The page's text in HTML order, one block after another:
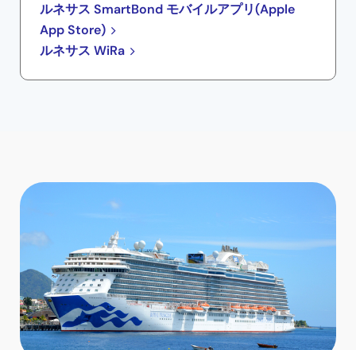
ルネサス SmartBond モバイルアプリ(Apple
App Store)
ルネサス WiRa